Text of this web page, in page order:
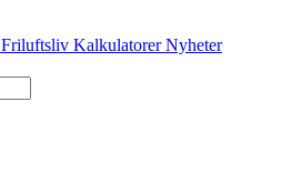
Friluftsliv KalkulatorerNyheter